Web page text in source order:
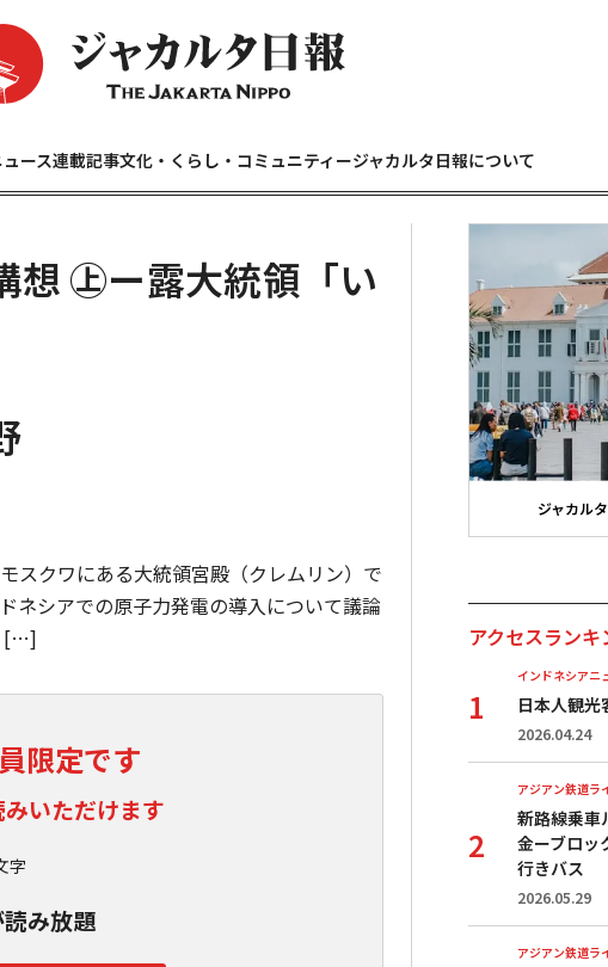
ース連載記事文化・くらし・コミュニティージャカルタ日報について
想 ㊤ー露大統領「い
スクワにある大統領宮殿（クレムリン）で
ネシアでの原子力発電の導入について議論
[…]
限定です
いただけます
字
み放題
ジャカル
アクセスランキ
インドネシアニ
日本人観光
2026.04.24
アジアン鉄道
新路線乗車
金ーブロ
行きバス
2026.05.29
アジアン鉄道